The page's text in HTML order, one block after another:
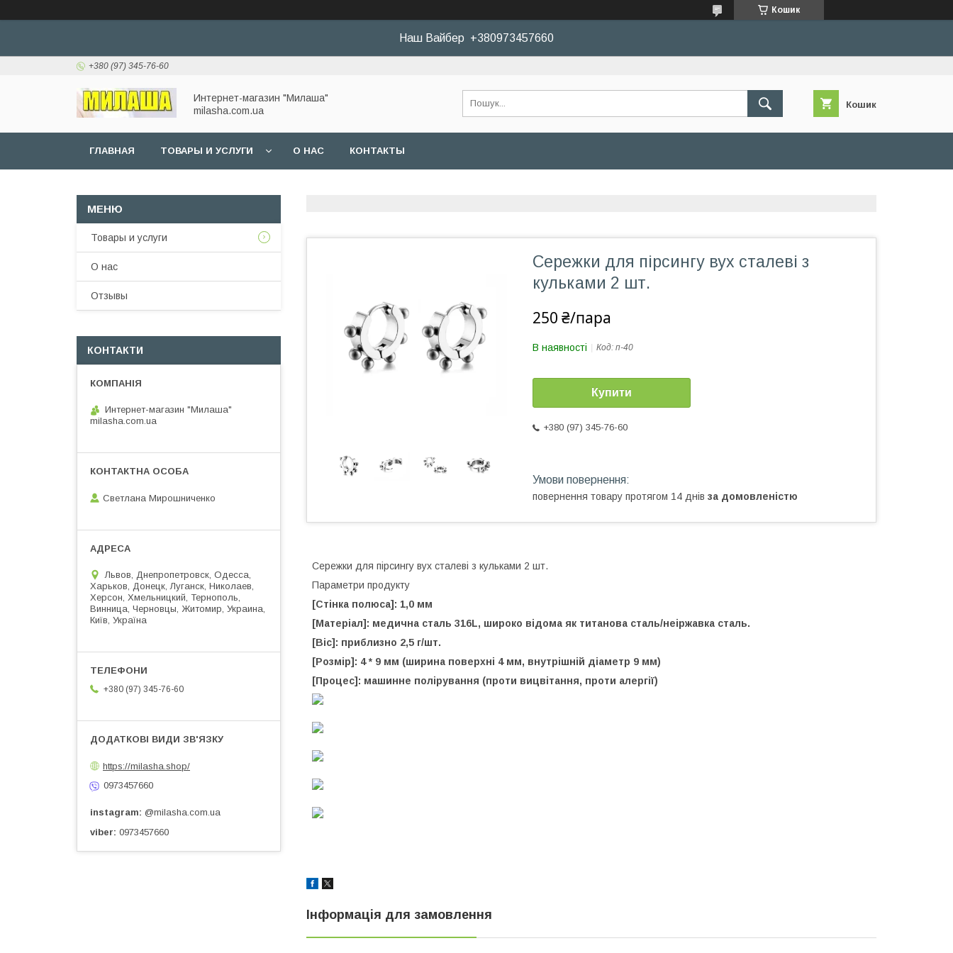
Кошик
Наш Вайбер +380973457660
+380 (97) 345-76-60
Интернет-магазин "Милаша"
milasha.com.ua
Кошик
ГЛАВНАЯ ТОВАРЫ И УСЛУГИ О НАС КОНТАКТЫ
Сережки для пірсингу вух сталеві з
кульками 2 шт.
250 ₴/пара
В наявності Код: п-40
Купити
+380 (97) 345-76-60
повернення товару протягом 14 днів за домовленістю
Сережки для пірсингу вух сталеві з кульками 2 шт.
Параметри продукту
[Стінка полюса]: 1,0 мм
[Матеріал]: медична сталь 316L, широко відома як титанова сталь/неіржавка сталь.
[Віс]: приблизно 2,5 г/шт.
[Розмір]: 4 * 9 мм (ширина поверхні 4 мм, внутрішній діаметр 9 мм)
[Процес]: машинне полірування (проти вицвітання, проти алергії)
Інформація для замовлення
Товары и услуги
О нас
Отзывы
КОНТАКТИ
Интернет-магазин "Милаша"
milasha.com.ua
Светлана Мирошниченко
Львов, Днепропетровск, Одесса,
Харьков, Донецк, Луганск, Николаев,
Херсон, Хмельницкий, Тернополь,
Винница, Черновцы, Житомир, Украина,
Київ, Україна
+380 (97) 345-76-60
https://milasha.shop/
0973457660
instagram @milasha.com.ua
viber 0973457660